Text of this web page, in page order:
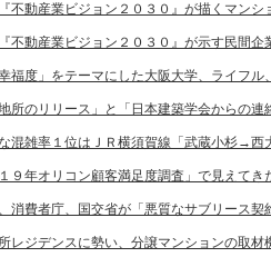
不動産業ビジョン２０３０』が描くマン
不動産業ビジョン２０３０』が示す民間企
福度」をテーマにした大阪大学、ライフル
所のリリース」と「日本建築学会からの
混雑率１位はＪＲ横須賀線「武蔵小杉→西
９年オリコン顧客満足度調査」で見えてき
消費者庁、国交省が「悪質なサブリース契
レジデンスに勢い、分譲マンションの取材